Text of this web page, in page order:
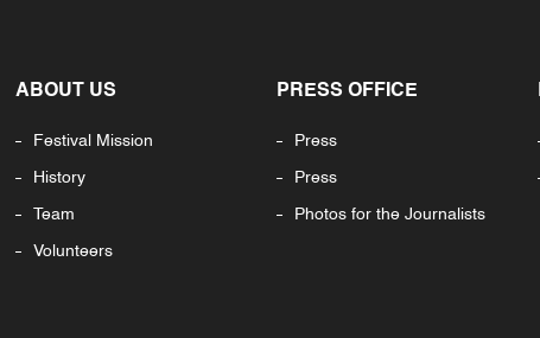
ABOUT US
Festival Mission
History
Team
Volunteers
PRESS OFFICE
Press
Press
Photos for the Journalists